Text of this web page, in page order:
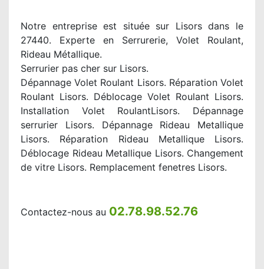
Notre entreprise est située sur Lisors dans le
27440. Experte en Serrurerie, Volet Roulant,
Rideau Métallique.
Serrurier pas cher sur Lisors.
Dépannage Volet Roulant Lisors. Réparation Volet
Roulant Lisors. Déblocage Volet Roulant Lisors.
Installation Volet RoulantLisors. Dépannage
serrurier Lisors. Dépannage Rideau Metallique
Lisors. Réparation Rideau Metallique Lisors.
Déblocage Rideau Metallique Lisors. Changement
de vitre Lisors. Remplacement fenetres Lisors.
Contactez-nous au 02.78.98.52.76